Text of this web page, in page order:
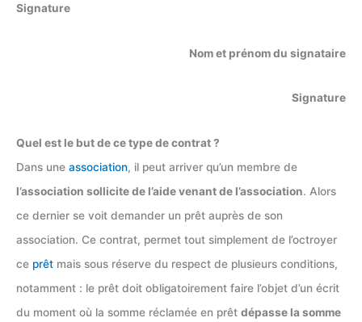
Signature
Nom et prénom du signataire
Signature
Quel est le but de ce type de contrat ?
Dans une association, il peut arriver qu’un membre de
l’association sollicite de l’aide venant de l’association. Alors
ce dernier se voit demander un prêt auprès de son
association. Ce contrat, permet tout simplement de l’octroyer
ce prêt mais sous réserve du respect de plusieurs conditions,
notamment : le prêt doit obligatoirement faire l’objet d’un écrit
du moment où la somme réclamée en prêt dépasse la somme